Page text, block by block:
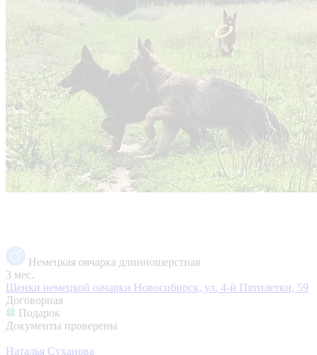
Немецкая овчарка длинношерстная
3 мес.
Щенки немецкой оачарки Новосибирск, ул. 4-й Пятилетки, 59
Договорная
Подарок
Документы проверены
Наталья Суханова